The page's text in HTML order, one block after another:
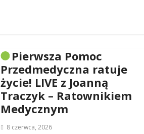
Pierwsza Pomoc
Przedmedyczna ratuje
życie! LIVE z Joanną
Traczyk – Ratownikiem
Medycznym
8 czerwca, 2026